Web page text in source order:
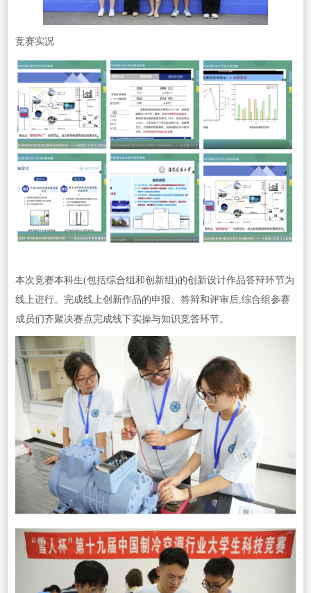
竞赛实况
本次竞赛本科生(包括综合组和创新组)的创新设计作品答辩环节为
线上进行。完成线上创新作品的申报、答辩和评审后,综合组参赛
成员们齐聚决赛点完成线下实操与知识竞答环节。